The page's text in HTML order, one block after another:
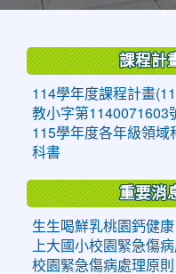
課程計
114學年度課程計畫
教小字第1140071603
115學年度各年級領域
科書
重要消
生生喝鮮乳桃園鈣健康
上大國小校園緊急傷
校園緊急傷病處理原則